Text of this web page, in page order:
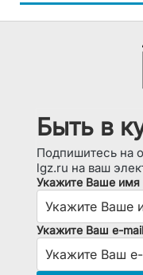
Быть в
Подпишитесь на
lgz.ru на ваш
Укажите Ваше имя
Укажите Ваш e-mail